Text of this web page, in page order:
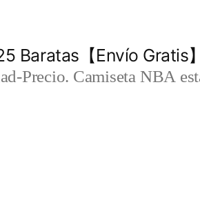
Baratas【Envío Gratis】
Precio. Camiseta NBA